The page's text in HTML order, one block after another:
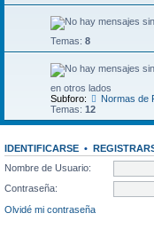
Temas: 8
en otros lados
Subforo:
Normas de
Temas: 12
IDENTIFICARSE •
Nombre de Usuario:
Contraseña:
Olvidé mi contraseña